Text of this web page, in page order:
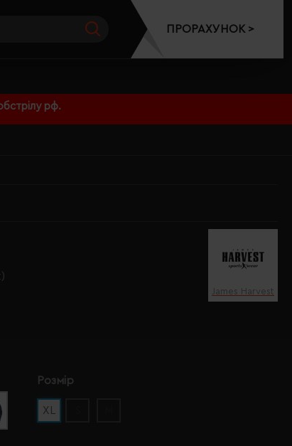
рф.
ПРОРАХУНОК >
James Harvest
Розмір
XL